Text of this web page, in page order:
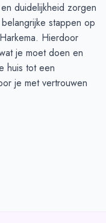
duidelijkheid zorgen
stappen op
Hierdoor
je moet doen en
huis tot een
je met vertrouwen